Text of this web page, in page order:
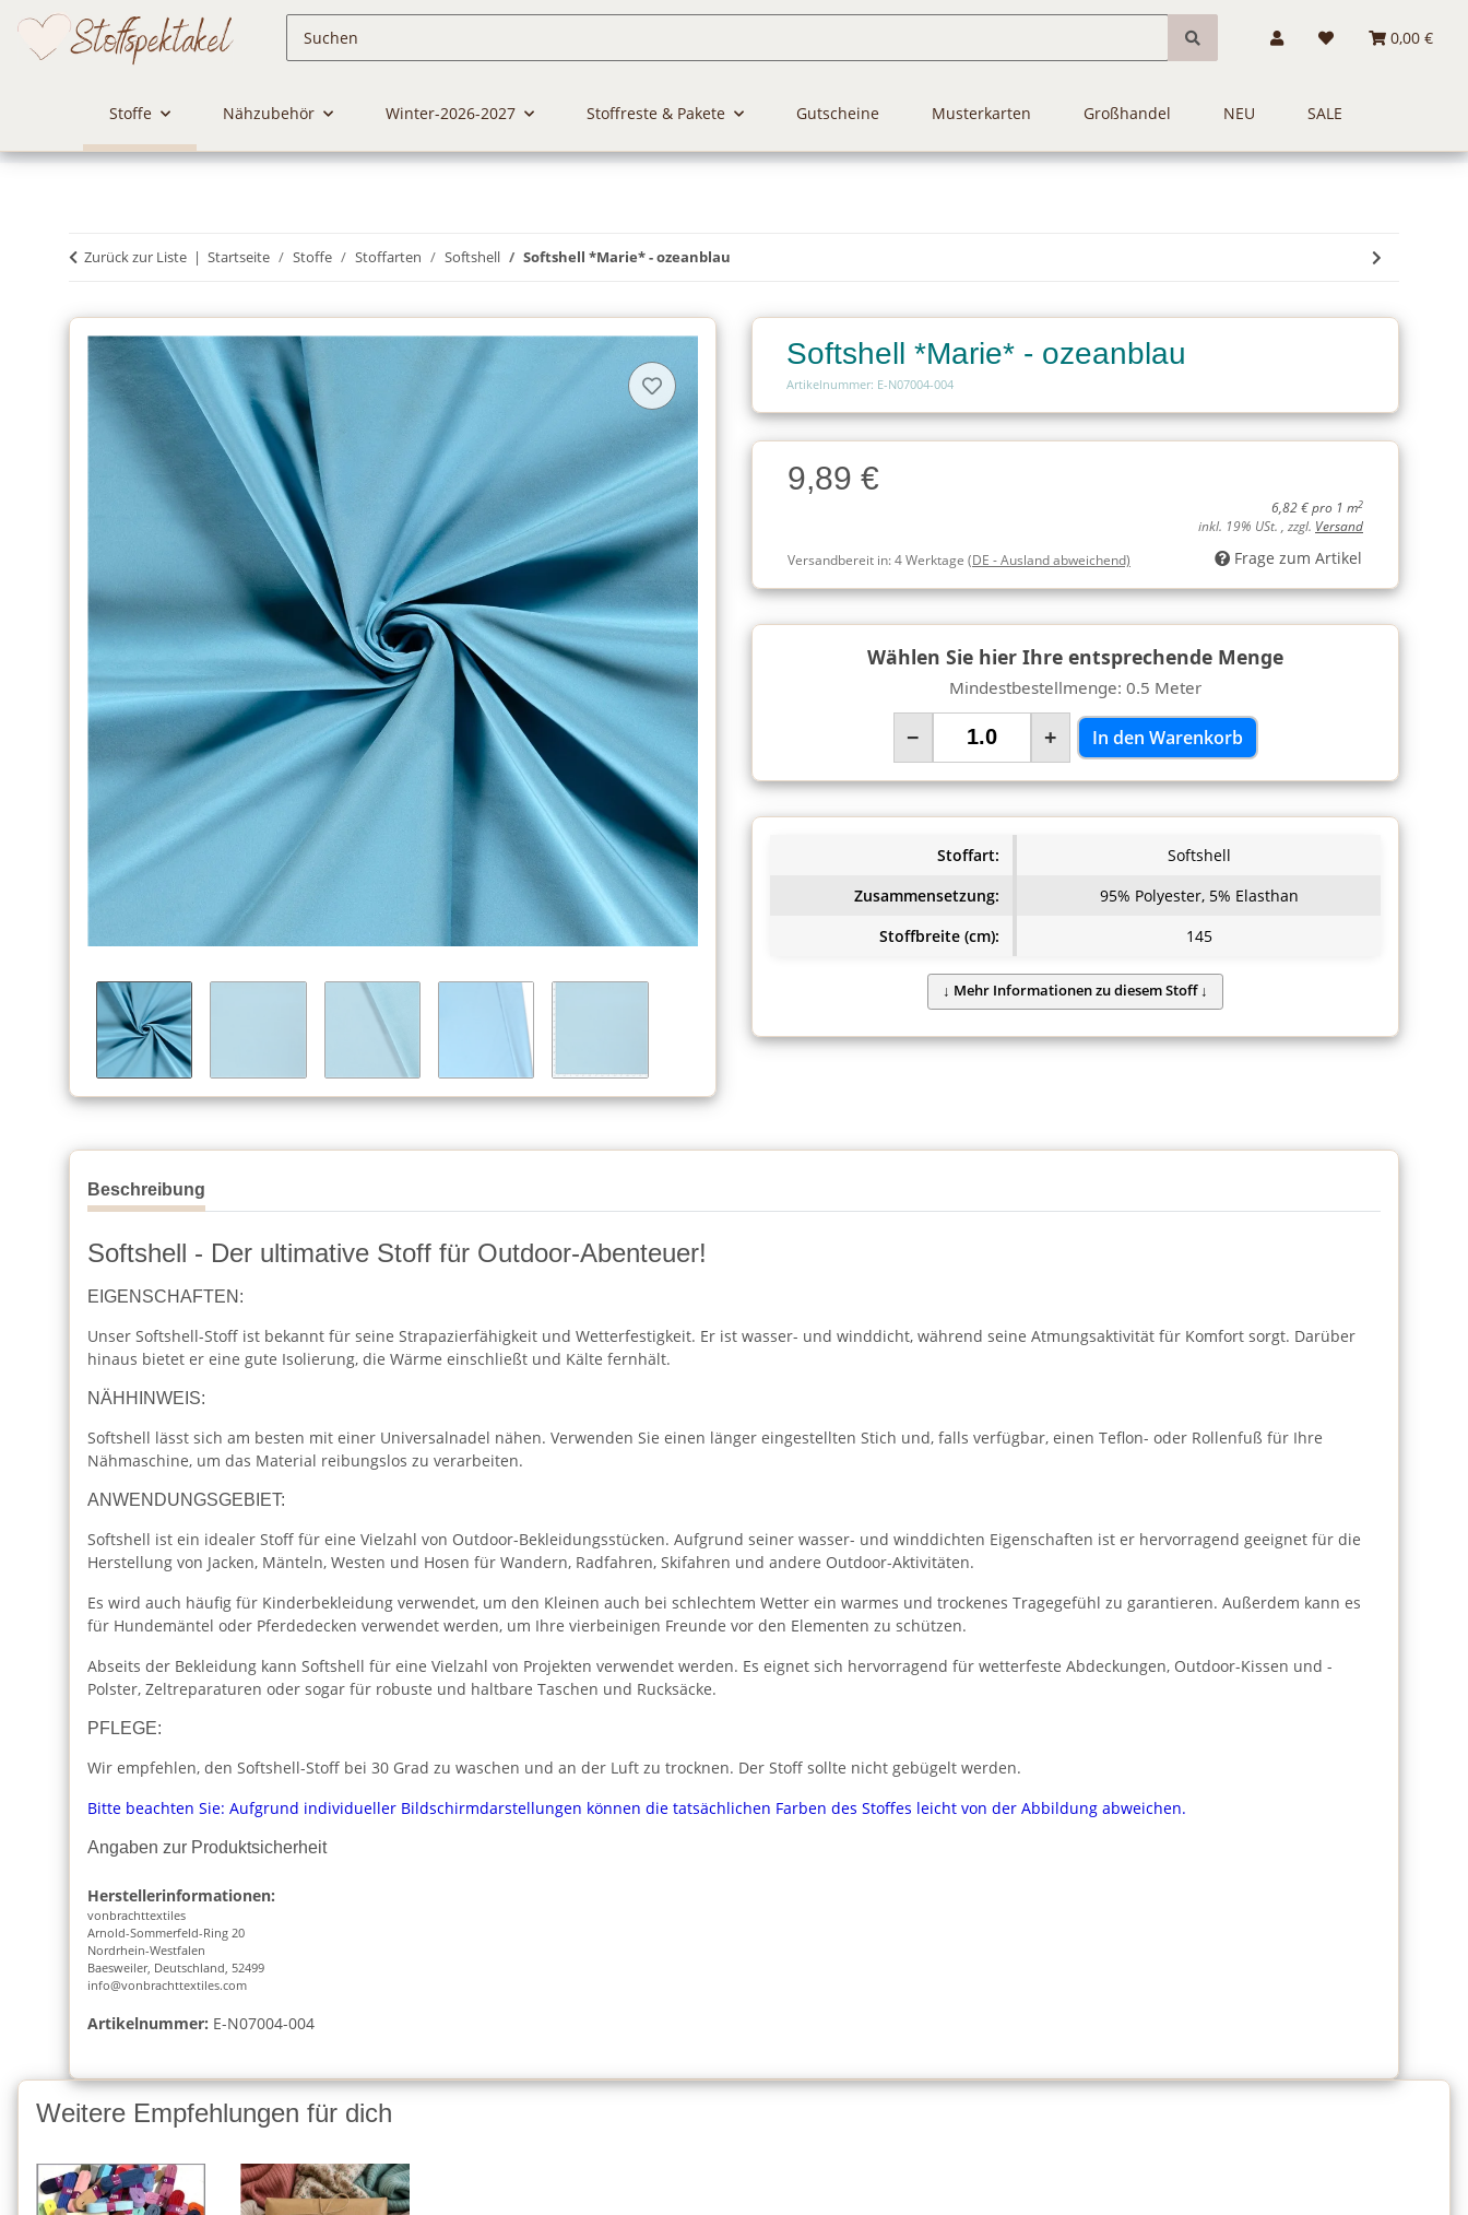
0,00 €
Stoffe Nähzubehör Winter-2026-2027 Stoffreste & Pakete Gutscheine Musterkarten Großhandel NEU SALE
Zurück zur Liste Startseite Stoffe Stoffarten Softshell Softshell *Marie* - ozeanblau
Softshell *Marie* - ozeanblau
Artikelnummer: E-N07004-004
Charge
Charge9,89 €
6,82 € pro 1 m2
inkl. 19% USt. , zzgl. Versand
Versandbereit in:4 Werktage (DE - Ausland abweichend) Frage zum Artikel
Wählen Sie hier Ihre entsprechende Menge
Mindestbestellmenge: 0.5 Meter
− + In den Warenkorb
Stoffart:
Softshell
Zusammensetzung:
95% Polyester, 5% Elasthan
Stoffbreite (cm):
145
Beschreibung
Softshell - Der ultimative Stoff für Outdoor-Abenteuer!
EIGENSCHAFTEN:
Unser Softshell-Stoff ist bekannt für seine Strapazierfähigkeit und Wetterfestigkeit. Er ist wasser- und winddicht, während seine Atmungsaktivität für Komfort sorgt. Darüber
hinaus bietet er eine gute Isolierung, die Wärme einschließt und Kälte fernhält.
NÄHHINWEIS:
Softshell lässt sich am besten mit einer Universalnadel nähen. Verwenden Sie einen länger eingestellten Stich und, falls verfügbar, einen Teflon- oder Rollenfuß für Ihre
Nähmaschine, um das Material reibungslos zu verarbeiten.
ANWENDUNGSGEBIET:
Softshell ist ein idealer Stoff für eine Vielzahl von Outdoor-Bekleidungsstücken. Aufgrund seiner wasser- und winddichten Eigenschaften ist er hervorragend geeignet für die
Herstellung von Jacken, Mänteln, Westen und Hosen für Wandern, Radfahren, Skifahren und andere Outdoor-Aktivitäten.
Es wird auch häufig für Kinderbekleidung verwendet, um den Kleinen auch bei schlechtem Wetter ein warmes und trockenes Tragegefühl zu garantieren. Außerdem kann es
für Hundemäntel oder Pferdedecken verwendet werden, um Ihre vierbeinigen Freunde vor den Elementen zu schützen.
Abseits der Bekleidung kann Softshell für eine Vielzahl von Projekten verwendet werden. Es eignet sich hervorragend für wetterfeste Abdeckungen, Outdoor-Kissen und -
Polster, Zeltreparaturen oder sogar für robuste und haltbare Taschen und Rucksäcke.
PFLEGE:
Wir empfehlen, den Softshell-Stoff bei 30 Grad zu waschen und an der Luft zu trocknen. Der Stoff sollte nicht gebügelt werden.
Bitte beachten Sie: Aufgrund individueller Bildschirmdarstellungen können die tatsächlichen Farben des Stoffes leicht von der Abbildung abweichen.
Angaben zur Produktsicherheit
Herstellerinformationen:
vonbrachttextiles
Arnold-Sommerfeld-Ring 20
Nordrhein-Westfalen
Baesweiler, Deutschland, 52499
info@vonbrachttextiles.com
Artikelnummer: E-N07004-004
Weitere Empfehlungen für dich